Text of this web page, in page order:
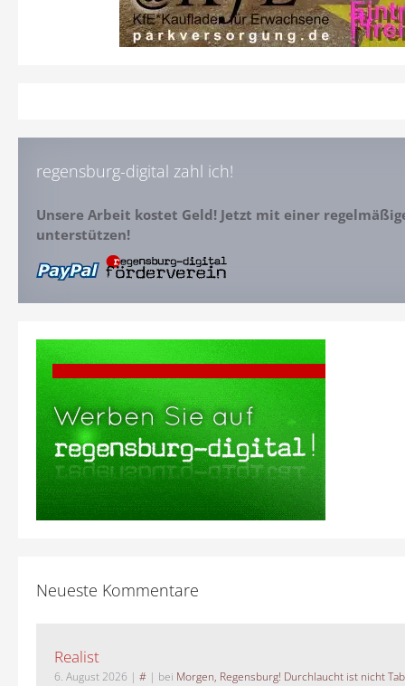
regensburg-digital zahl ich!
Unsere Arbeit kostet Geld! Jetzt mit einer
unterstützen!
Neueste Kommentare
Realist
6. August 2026 | # | bei Morgen, Regensburg! Durchlaucht ist nicht